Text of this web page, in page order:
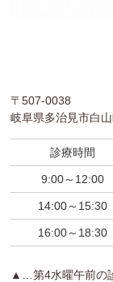
〒507-0038
岐阜県多治見市白
診療時間
9:00～12:00
14:00～15:30
16:00～18:30
▲…第4水曜午前の